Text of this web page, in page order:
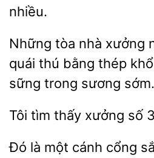
Những tòa
xưởng
quái thú bằng thép
trong
sớm.
Tôi thấy số
Đó một cánh cổng